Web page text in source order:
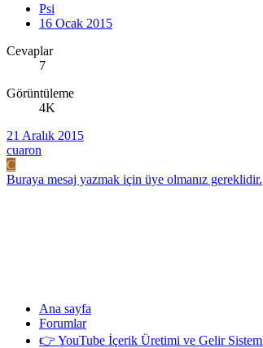
Psi
16 Ocak 2015
Cevaplar
7
Görüntüleme
4K
21 Aralık 2015
cuaron
C
Buraya mesaj yazmak için üye olmanız gereklidir.
Ana sayfa
Forumlar
👉 YouTube İçerik Üretimi ve Gelir